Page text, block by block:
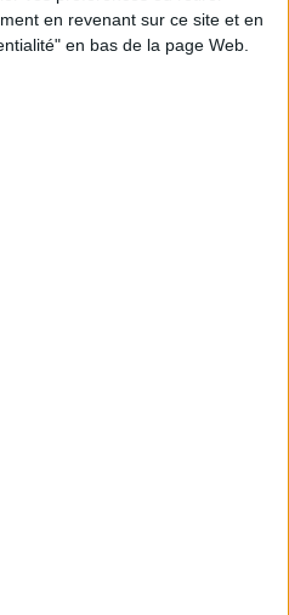
en revenant sur ce site et en
en bas de la page Web.
par des féculents ?
du 05/08/2026